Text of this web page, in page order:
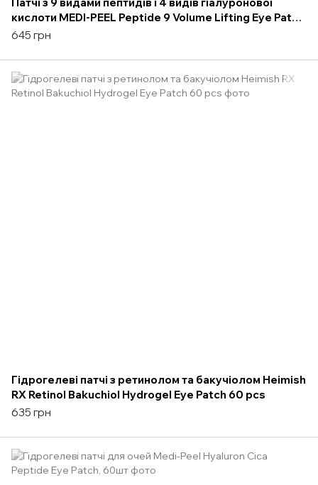
кислоти MEDI-PEEL Peptide 9 Volume Lifting Eye Patch
Pro - 1pack (60pcs)
645 грн
Гідрогелеві патчі з ретинолом та бакучіолом Heimish
RX Retinol Bakuchiol Hydrogel Eye Patch 60 pcs
635 грн